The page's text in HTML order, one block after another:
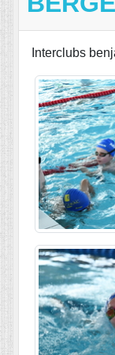
Interclubs